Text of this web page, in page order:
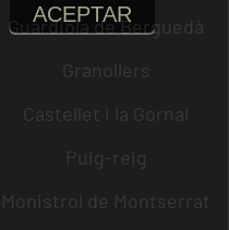
Guardiola de Berguedà
Granollers
Castellet i la Gornal
Puig-reig
Monistrol de Montserrat
ACEPTAR